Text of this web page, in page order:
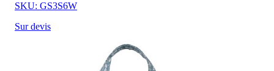
SKU: GS3S6W
Sur devis